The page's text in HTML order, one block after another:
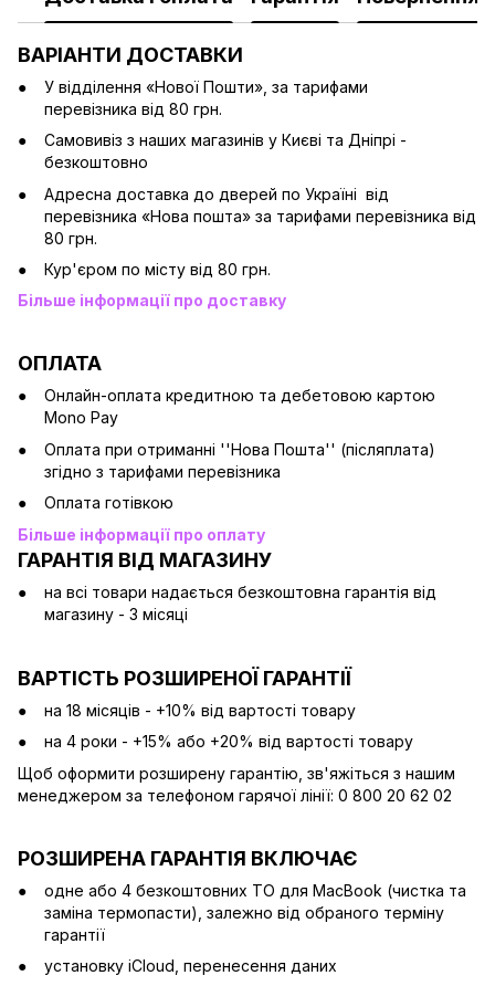
ВАРІАНТИ ДОСТАВКИ
У відділення «Нової Пошти», за тарифами
перевізника від 80 грн.
Cамовивіз з наших магазинів у Києві та Дніпрі -
безкоштовно
Адресна доставка до дверей по Україні від
перевізника «Нова пошта» за тарифами перевізника від
80 грн.
Кур'єром по місту від 80 грн.
Більше інформації про доставку
ОПЛАТА
Онлайн-оплата кредитною та дебетовою картою
Mono Pay
Оплата при отриманні ''Нова Пошта'' (післяплата)
згідно з тарифами перевізника
Оплата готівкою
Більше інформації про оплату
ГАРАНТІЯ ВІД МАГАЗИНУ
на всі товари надається безкоштовна гарантія від
магазину - 3 місяці
ВАРТІСТЬ РОЗШИРЕНОЇ ГАРАНТІЇ
на 18 місяців - +10% від вартості товару
на 4 роки - +15% або +20% від вартості товару
Щоб оформити розширену гарантію, зв'яжіться з нашим
менеджером за телефоном гарячої лінії: 0 800 20 62 02
РОЗШИРЕНА ГАРАНТІЯ ВКЛЮЧАЄ
одне або 4 безкоштовних ТО для MacBook (чистка та
заміна термопасти), залежно від обраного терміну
гарантії
установку iCloud, перенесення даних